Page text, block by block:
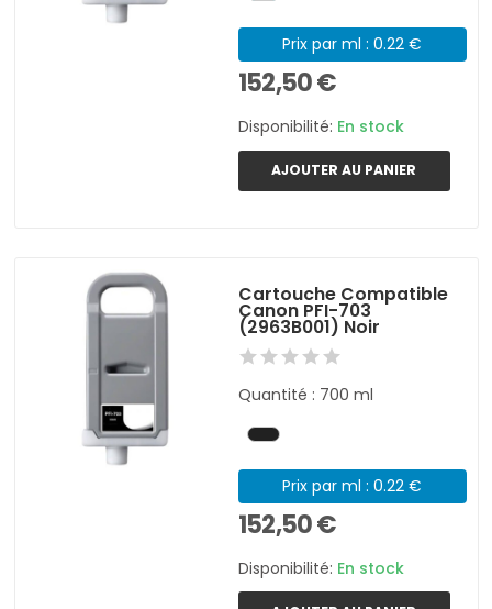
Prix par ml : 0.22 €
152,50 €
Disponibilité: En stock
AJOUTER AU PANIER
Cartouche Compatible
Canon PFI-703
(2963B001) Noir
Quantité : 700 ml
Prix par ml : 0.22 €
152,50 €
Disponibilité: En stock